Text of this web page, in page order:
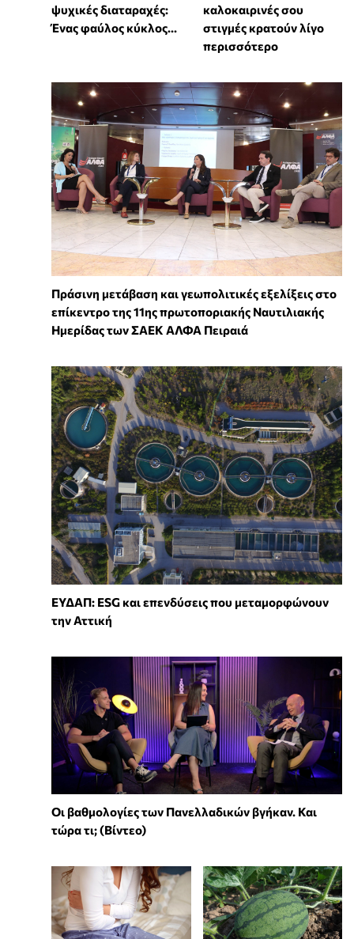
ψυχικές διαταραχές:
Ένας φαύλος κύκλος...
καλοκαιρινές σου
στιγμές κρατούν λίγο
περισσότερο
Πράσινη μετάβαση και γεωπολιτικές εξελίξεις στο
επίκεντρο της 11ης πρωτοποριακής Ναυτιλιακής
Ημερίδας των ΣΑΕΚ ΑΛΦΑ Πειραιά
ΕΥΔΑΠ: ESG και επενδύσεις που μεταμορφώνουν
την Αττική
Οι βαθμολογίες των Πανελλαδικών βγήκαν. Και
τώρα τι; (Βίντεο)